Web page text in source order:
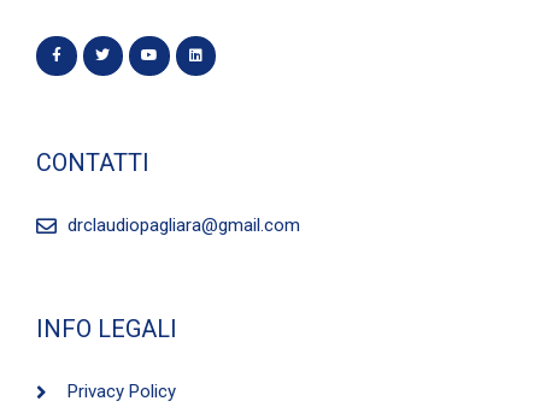
CONTATTI
drclaudiopagliara@gmail.com
INFO LEGALI
Privacy Policy